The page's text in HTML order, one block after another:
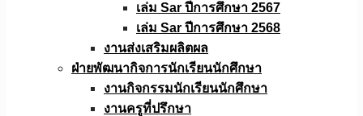
เล่ม Sar ปีการศึกษา 2567
เล่ม Sar ปีการศึกษา 2568
งานส่งเสริมผลิตผล
ฝ่ายพัฒนากิจการนักเรียนนักศึกษา
งานกิจกรรมนักเรียนนักศึกษา
งานครูที่ปรึกษา